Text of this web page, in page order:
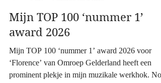
9 mrt
1 minuten om te lezen
Mijn TOP 100 ‘nummer 1’
award 2026
Mijn TOP 100 ‘nummer 1’ award 2026 voor